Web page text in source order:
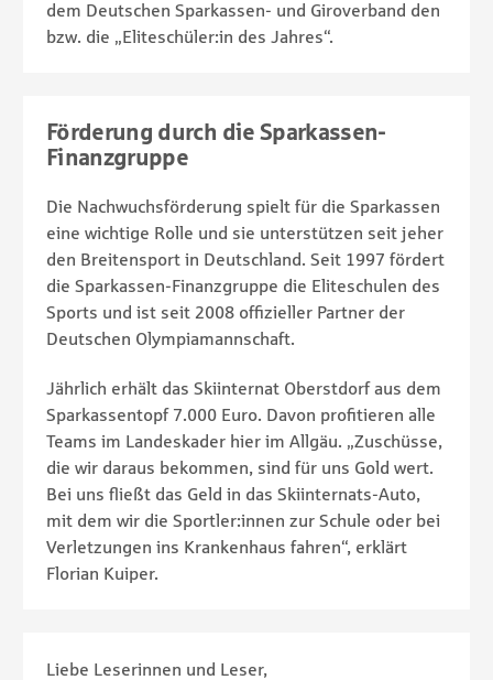
dem Deutschen Sparkassen- und Giroverband den
bzw. die „Eliteschüler:in des Jahres“.
Förderung durch die Sparkassen-
Finanzgruppe
Die Nachwuchsförderung spielt für die Sparkassen
eine wichtige Rolle und sie unterstützen seit jeher
den Breitensport in Deutschland. Seit 1997 fördert
die Sparkassen-Finanzgruppe die Eliteschulen des
Sports und ist seit 2008 offizieller Partner der
Deutschen Olympiamannschaft.
Jährlich erhält das Skiinternat Oberstdorf aus dem
Sparkassentopf 7.000 Euro. Davon profitieren alle
Teams im Landeskader hier im Allgäu. „Zuschüsse,
die wir daraus bekommen, sind für uns Gold wert.
Bei uns fließt das Geld in das Skiinternats-Auto,
mit dem wir die Sportler:innen zur Schule oder bei
Verletzungen ins Krankenhaus fahren“, erklärt
Florian Kuiper.
Liebe Leserinnen und Leser,